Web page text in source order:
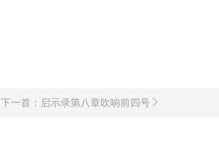
下一首：启示录第八章吹响前四号